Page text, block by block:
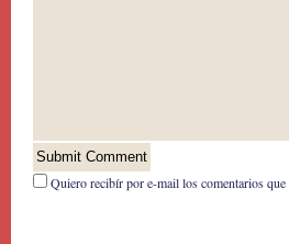
Quiero recibír por e-mail los comentarios que